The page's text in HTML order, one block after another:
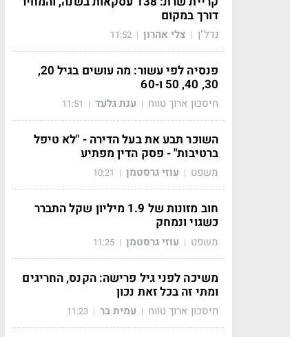
דורך במקום
נדל"ן | צלי אהרון |
11:52
פנסיה לפי עשור: מה עושים בגיל 20,
30, 40, 50 ו-60
חיסכון ארוך טווח | ענת גלעד |
11:51
השוכר תבע את בעל הדירה - "לא טיפל
ברטיבות" - פסק הדין מפתיע
משפט | עוזי גרסטמן |
10:21
חוב מזונות של 1.9 מיליון שקל התברר
כשגוי ונמחק
משפט | עוזי גרסטמן |
11:25
משיכה לפני גיל פרישה: הקנס, החריגים
ומתי זה בכל זאת נכון
חיסכון ארוך טווח | עמית בר |
11:23